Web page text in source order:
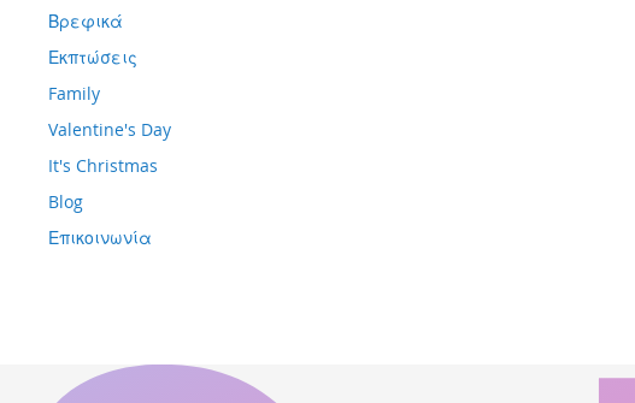
Βρεφικά
Εκπτώσεις
Family
Valentine's Day
It's Christmas
Blog
Επικοινωνία